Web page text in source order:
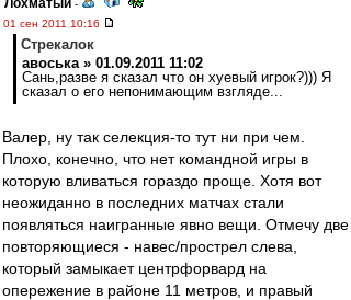
Лохматый -
01 сен 2011 10:16
Стрекалок
авоська » 01.09.2011 11:02
Сань,разве я сказал что он хуевый игрок?))) Я
сказал о его непонимающим взгляде...
Валер, ну так селекция-то тут ни при чем.
Плохо, конечно, что нет командной игры в
которую вливаться гораздо проще. Хотя вот
неожиданно в последних матчах стали
появляться наигранные явно вещи. Отмечу две
повторяющиеся - навес/прострел слева,
который замыкает центрфорвард на
опережение в районе 11 метров, и правый